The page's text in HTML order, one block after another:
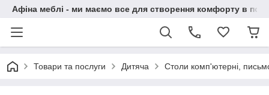
Афіна меблі - ми маємо все для створення комфорту в
Товари та послуги Дитяча Столи комп'ютерні,